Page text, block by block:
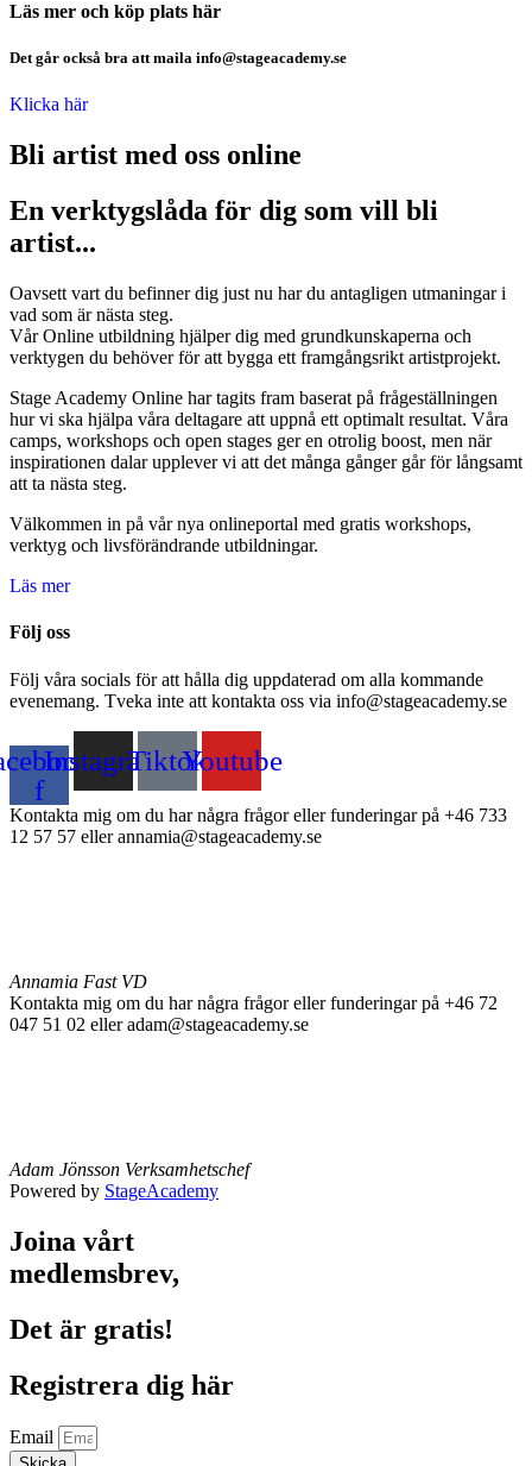
Läs mer och köp plats här
Det går också bra att maila info@stageacademy.se
Klicka här
Bli artist med oss online
En verktygslåda för dig som vill bli
artist...
Oavsett vart du befinner dig just nu har du antagligen utmaningar i
vad som är nästa steg.
Vår Online utbildning hjälper dig med grundkunskaperna och
verktygen du behöver för att bygga ett framgångsrikt artistprojekt.
Stage Academy Online har tagits fram baserat på frågeställningen
hur vi ska hjälpa våra deltagare att uppnå ett optimalt resultat. Våra
camps, workshops och open stages ger en otrolig boost, men när
inspirationen dalar upplever vi att det många gånger går för långsamt
att ta nästa steg.
Välkommen in på vår nya onlineportal med gratis workshops,
verktyg och livsförändrande utbildningar.
Läs mer
Följ oss
Följ våra socials för att hålla dig uppdaterad om alla kommande
evenemang. Tveka inte att kontakta oss via info@stageacademy.se
f
InstagramTiktokYoutube
Kontakta mig om du har några frågor eller funderingar på +46 733
12 57 57 eller annamia@stageacademy.se
Annamia Fast VD
Kontakta mig om du har några frågor eller funderingar på +46 72
047 51 02 eller adam@stageacademy.se
Adam Jönsson Verksamhetschef
Powered by StageAcademy
Joina vårt
medlemsbrev,
Det är gratis!
Registrera dig här
Email